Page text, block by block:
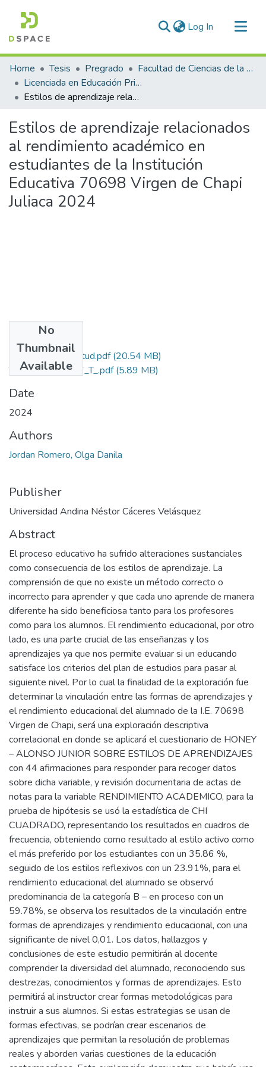
Log In (current)
Communities & Collections
All of DSpace
Statistics
Home Tesis Pregrado
Facultad de Ciencias de la Educación
Licenciada en Educación Primaria
Estilos de aprendizaje relacionados al rendimiento académico en estudiantes de la Institución Educativa 70698 Virgen de Chapi Juliaca 2024
Estilos de aprendizaje relacionados
al rendimiento académico en
estudiantes de la Institución
Educativa 70698 Virgen de Chapi
Juliaca 2024
No
Thumbnail
Available
Grado de Similitud.pdf(20.54 MB)
T036_42565956_T_.pdf(5.89 MB)
Date
2024
Authors
Jordan Romero, Olga Danila
Publisher
Universidad Andina Néstor Cáceres Velásquez
Abstract
El proceso educativo ha sufrido alteraciones sustanciales
como consecuencia de los estilos de aprendizaje. La
comprensión de que no existe un método correcto o
incorrecto para aprender y que cada uno aprende de manera
diferente ha sido beneficiosa tanto para los profesores
como para los alumnos. El rendimiento educacional, por otro
lado, es una parte crucial de las enseñanzas y los
aprendizajes ya que nos permite evaluar si un educando
satisface los criterios del plan de estudios para pasar al
siguiente nivel. Por lo cual la finalidad de la exploración fue
determinar la vinculación entre las formas de aprendizajes y
el rendimiento educacional del alumnado de la I.E. 70698
Virgen de Chapi, será una exploración descriptiva
correlacional en donde se aplicará el cuestionario de HONEY
– ALONSO JUNIOR SOBRE ESTILOS DE APRENDIZAJES
con 44 afirmaciones para responder para recoger datos
sobre dicha variable, y revisión documentaria de actas de
notas para la variable RENDIMIENTO ACADEMICO, para la
prueba de hipótesis se usó la estadística de CHI
CUADRADO, representando los resultados en cuadros de
frecuencia, obteniendo como resultado al estilo activo como
el más preferido por los estudiantes con un 35.86 %,
seguido de los estilos reflexivos con un 23.91%, para el
rendimiento educacional del alumnado se observó
predominancia de la categoría B – en proceso con un
59.78%, se observa los resultados de la vinculación entre
formas de aprendizajes y rendimiento educacional, con una
significante de nivel 0,01. Los datos, hallazgos y
conclusiones de este estudio permitirán al docente
comprender la diversidad del alumnado, reconociendo sus
destrezas, conocimientos y formas de aprendizajes. Esto
permitirá al instructor crear formas metodológicas para
instruir a sus alumnos. Si estas estrategias se usan de
formas efectivas, se podrían crear escenarios de
aprendizajes que permitan la resolución de problemas
reales y aborden varias cuestiones de la educación